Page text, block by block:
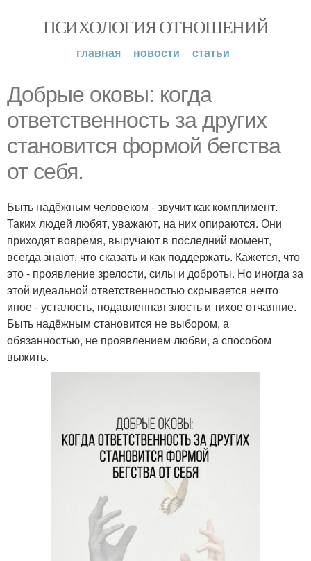
ПСИХОЛОГИЯ ОТНОШЕНИЙ
главная новости статьи
Добрые оковы: когда
ответственность за других
становится формой бегства
от себя.
Быть надёжным человеком - звучит как комплимент.
Таких людей любят, уважают, на них опираются. Они
приходят вовремя, выручают в последний момент,
всегда знают, что сказать и как поддержать. Кажется, что
это - проявление зрелости, силы и доброты. Но иногда за
этой идеальной ответственностью скрывается нечто
иное - усталость, подавленная злость и тихое отчаяние.
Быть надёжным становится не выбором, а
обязанностью, не проявлением любви, а способом
выжить.